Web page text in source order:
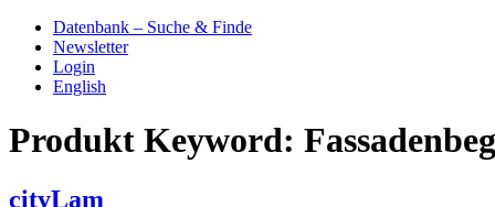
Datenbank – Suche & Finde
Newsletter
Login
English
Produkt Keyword:
cityLam